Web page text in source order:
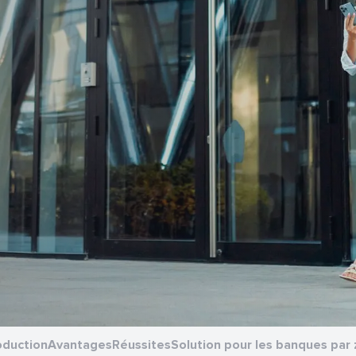
AvantagesRéussitesSolution pour les banques par